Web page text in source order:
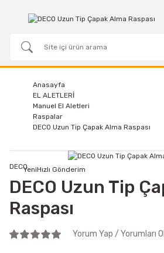
Anasayfa
EL ALETLERİ
Manuel El Aletleri
Raspalar
DECO Uzun Tip Çapak Alma Raspası
YeniHızlı Gönderim
DECO
DECO Uzun Tip
Raspası
Yorum Yap / Yorumları